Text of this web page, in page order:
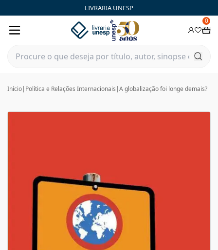
LIVRARIA UNESP
0
Início| Política e Relações Internacionais |A globalização foi longe demais?